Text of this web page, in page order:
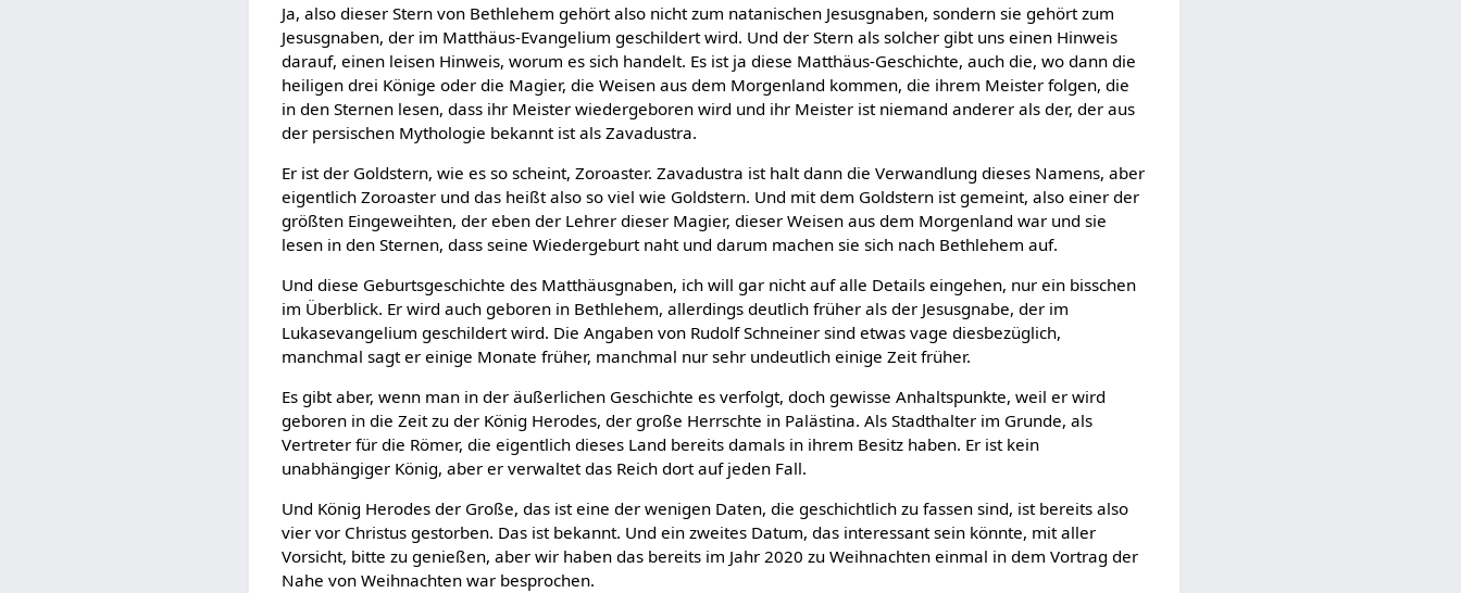
Ja, also dieser Stern von Bethlehem gehört also nicht zum natanischen Jesusgnaben, sondern sie gehört zum
Jesusgnaben, der im Matthäus-Evangelium geschildert wird. Und der Stern als solcher gibt uns einen Hinweis
darauf, einen leisen Hinweis, worum es sich handelt. Es ist ja diese Matthäus-Geschichte, auch die, wo dann die
heiligen drei Könige oder die Magier, die Weisen aus dem Morgenland kommen, die ihrem Meister folgen, die
in den Sternen lesen, dass ihr Meister wiedergeboren wird und ihr Meister ist niemand anderer als der, der aus
der persischen Mythologie bekannt ist als Zavadustra.
Er ist der Goldstern, wie es so scheint, Zoroaster. Zavadustra ist halt dann die Verwandlung dieses Namens, aber
eigentlich Zoroaster und das heißt also so viel wie Goldstern. Und mit dem Goldstern ist gemeint, also einer der
größten Eingeweihten, der eben der Lehrer dieser Magier, dieser Weisen aus dem Morgenland war und sie
lesen in den Sternen, dass seine Wiedergeburt naht und darum machen sie sich nach Bethlehem auf.
Und diese Geburtsgeschichte des Matthäusgnaben, ich will gar nicht auf alle Details eingehen, nur ein bisschen
im Überblick. Er wird auch geboren in Bethlehem, allerdings deutlich früher als der Jesusgnabe, der im
Lukasevangelium geschildert wird. Die Angaben von Rudolf Schneiner sind etwas vage diesbezüglich,
manchmal sagt er einige Monate früher, manchmal nur sehr undeutlich einige Zeit früher.
Es gibt aber, wenn man in der äußerlichen Geschichte es verfolgt, doch gewisse Anhaltspunkte, weil er wird
geboren in die Zeit zu der König Herodes, der große Herrschte in Palästina. Als Stadthalter im Grunde, als
Vertreter für die Römer, die eigentlich dieses Land bereits damals in ihrem Besitz haben. Er ist kein
unabhängiger König, aber er verwaltet das Reich dort auf jeden Fall.
Und König Herodes der Große, das ist eine der wenigen Daten, die geschichtlich zu fassen sind, ist bereits also
vier vor Christus gestorben. Das ist bekannt. Und ein zweites Datum, das interessant sein könnte, mit aller
Vorsicht, bitte zu genießen, aber wir haben das bereits im Jahr 2020 zu Weihnachten einmal in dem Vortrag der
Nahe von Weihnachten war besprochen.